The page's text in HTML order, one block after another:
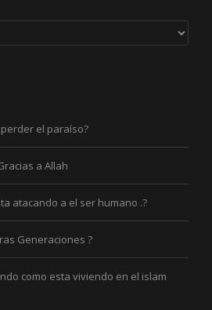
el paraíso?
a Allah
atacando a el ser humano .?
Generaciones ?
como esta viviendo en el islam